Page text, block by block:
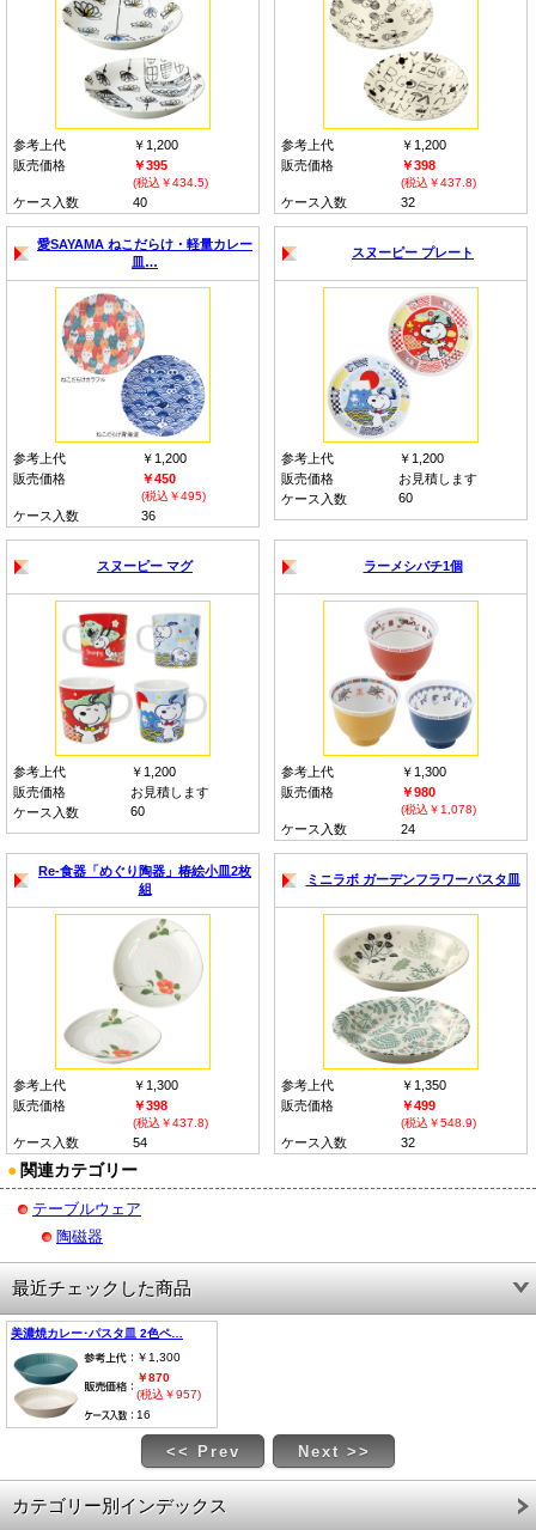
参考上代
￥1,200
販売価格
￥395
(税込￥434.5)
ケース入数 40
参考上代
￥1,200
販売価格
￥398
(税込￥437.8)
ケース入数 32
愛SAYAMA ねこだらけ・軽量カレー
皿…
参考上代
￥1,200
販売価格
￥450
(税込￥495)
ケース入数 36
スヌーピー プレート
参考上代
￥1,200
販売価格
お見積します
ケース入数
60
スヌーピー マグ
参考上代
￥1,200
販売価格
お見積します
ケース入数
60
ラーメシバチ1個
参考上代
￥1,300
販売価格
￥980
(税込￥1,078)
ケース入数 24
Re-食器「めぐり陶器」椿絵小皿2枚
組
参考上代
￥1,300
販売価格
￥398
(税込￥437.8)
ケース入数 54
ミニラボ ガーデンフラワーパスタ皿
参考上代
￥1,350
販売価格
￥499
(税込￥548.9)
ケース入数 32
● 関連カテゴリー
テーブルウェア
陶磁器
最近チェックした商品
美濃焼カレー･パスタ皿 2色ペ…
￥1,300
￥870
(税込￥957)
16
<< Prev Next >>
カテゴリー別インデックス